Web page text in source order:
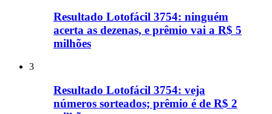
Resultado Lotofácil 3754: ninguém
acerta as dezenas, e prêmio vai a R$ 5
milhões
3
Resultado Lotofácil 3754: veja
números sorteados; prêmio é de R$ 2